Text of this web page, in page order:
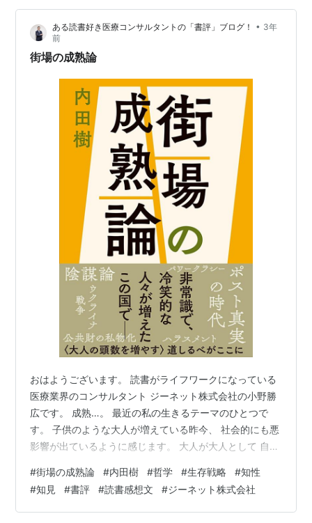
ワーキングスペースでやっていたけど、メンバーの半分
が昼夜逆転していたのですぐに下北沢に事務所を作っ
て、仕事をとってきてこなしていた。 素材がないのに漫
画のP…
ある読書好き医療コンサルタントの「書評」ブログ！ • 3年
前
街場の成熟論
おはようございます。 読書がライフワークになっている
医療業界のコンサルタント ジーネット株式会社の小野勝
広です。 成熟…。 最近の私の生きるテーマのひとつで
す。 子供のような大人が増えている昨今、 社会的にも悪
影響が出ているように感じます。 大人が大人として 自
か？ 自分の中でもモヤモヤしています。 今回ご紹介する
書籍は、 【 街場の成熟論 】 です。 本書をピックアップ
した理由 『 街場の成熟論 』 内田 樹 文芸春秋 を読みま
#街場の成熟論 #内田樹 #哲学 #生存戦略 #知性
#知見 #書評 #読書感想文 #ジーネット株式会社